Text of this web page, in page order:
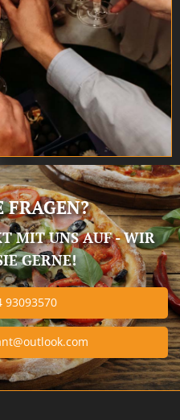
FRAGEN?
MIT UNS AUF - WIR
GERNE!
93093570